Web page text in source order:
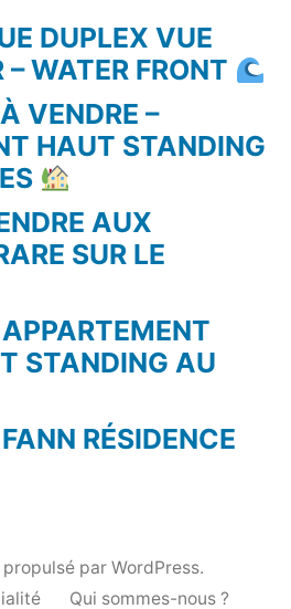
DUPLEX VUE
– WATER FRONT
VENDRE –
HAUT STANDING
AUX
SUR LE
STANDING AU
RÉSIDENCE
par WordPress.
Qui sommes-nous ?